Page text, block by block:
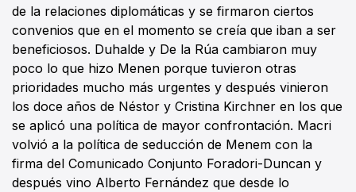
de la relaciones diplomáticas y se firmaron ciertos
convenios que en el momento se creía que iban a ser
beneficiosos. Duhalde y De la Rúa cambiaron muy
poco lo que hizo Menen porque tuvieron otras
prioridades mucho más urgentes y después vinieron
los doce años de Néstor y Cristina Kirchner en los que
se aplicó una política de mayor confrontación. Macri
volvió a la política de seducción de Menem con la
firma del Comunicado Conjunto Foradori-Duncan y
después vino Alberto Fernández que desde lo